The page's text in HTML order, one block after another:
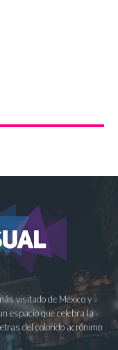
visitado de México y
espacio que celebra la
del colorido acrónimo